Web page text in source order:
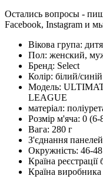
Остались вопросы -
Facebook, Instagram и
Вікова група:
Пол: женский,
Бренд: Select
Колір: білий/синій
Модель:
LEAGUE
матеріал:
Розмір м'яча: 0 (6-
Вага: 280 г
З'єднання
Окружність: 46-
Країна реєстрації
Країна